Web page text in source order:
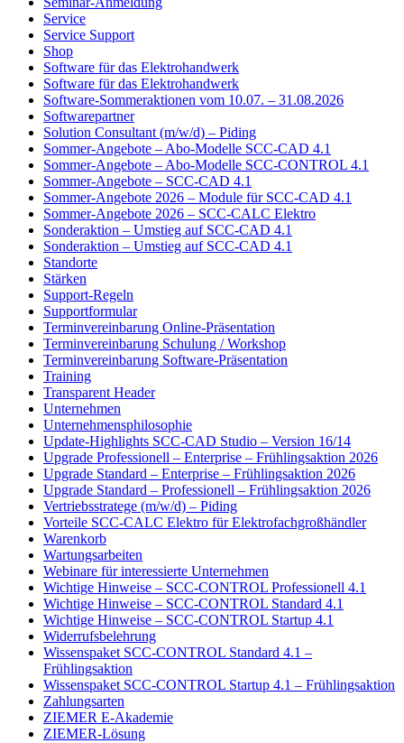
Service
Service Support
Shop
Software für das Elektrohandwerk
Software für das Elektrohandwerk
Software-Sommeraktionen vom 10.07. – 31.08.2026
Softwarepartner
Solution Consultant (m/w/d) – Piding
Sommer-Angebote – Abo-Modelle SCC-CAD 4.1
Sommer-Angebote – Abo-Modelle SCC-CONTROL 4.1
Sommer-Angebote – SCC-CAD 4.1
Sommer-Angebote 2026 – Module für SCC-CAD 4.1
Sommer-Angebote 2026 – SCC-CALC Elektro
Sonderaktion – Umstieg auf SCC-CAD 4.1
Sonderaktion – Umstieg auf SCC-CAD 4.1
Standorte
Stärken
Support-Regeln
Supportformular
Terminvereinbarung Online-Präsentation
Terminvereinbarung Schulung / Workshop
Terminvereinbarung Software-Präsentation
Training
Transparent Header
Unternehmen
Unternehmensphilosophie
Update-Highlights SCC-CAD Studio – Version 16/14
Upgrade Professionell – Enterprise – Frühlingsaktion 2026
Upgrade Standard – Enterprise – Frühlingsaktion 2026
Upgrade Standard – Professionell – Frühlingsaktion 2026
Vertriebsstratege (m/w/d) – Piding
Vorteile SCC-CALC Elektro für Elektrofachgroßhändler
Warenkorb
Wartungsarbeiten
Webinare für interessierte Unternehmen
Wichtige Hinweise – SCC-CONTROL Professionell 4.1
Wichtige Hinweise – SCC-CONTROL Standard 4.1
Wichtige Hinweise – SCC-CONTROL Startup 4.1
Widerrufsbelehrung
Wissenspaket SCC-CONTROL Standard 4.1 –
Frühlingsaktion
Wissenspaket SCC-CONTROL Startup 4.1 – Frühlingsaktion
Zahlungsarten
ZIEMER E-Akademie
ZIEMER-Lösung